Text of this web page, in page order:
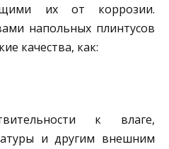
их от коррозии.
напольных плинтусов
качества, как:
к влаге,
и другим внешним